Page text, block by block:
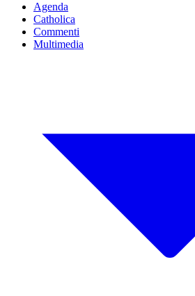
Agenda
Catholica
Commenti
Multimedia